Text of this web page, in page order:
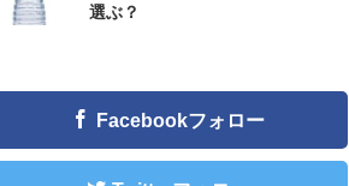
選ぶ？
Facebookフォロー